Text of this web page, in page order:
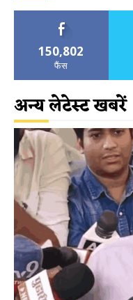
150,802
फैंस
अन्य लेटेस्ट खबरें